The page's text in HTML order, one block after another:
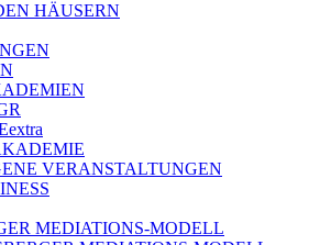
HÄUSERN
VERANSTALTUNGEN
MEDIATIONS-MODELL